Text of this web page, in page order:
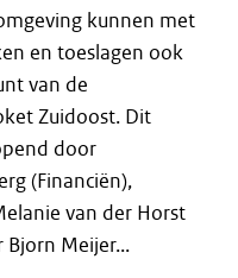
kunnen met
en toeslagen ook
van de
Zuidoost. Dit
door
(Financiën),
van der Horst
Meijer...